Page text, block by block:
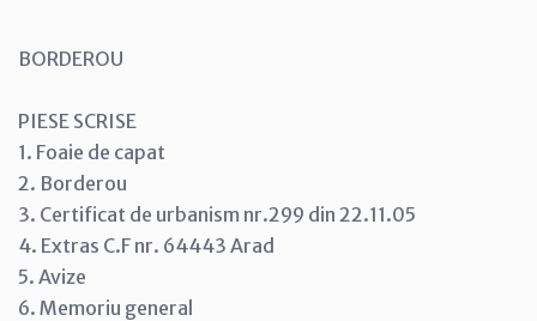
BORDEROU
PIESE SCRISE
1. Foaie de capat
2. Borderou
3. Certificat de urbanism nr.299 din 22.11.05
4. Extras C.F nr. 64443 Arad
5. Avize
6. Memoriu general